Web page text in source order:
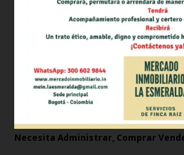
Necesita Administrar, Comprar